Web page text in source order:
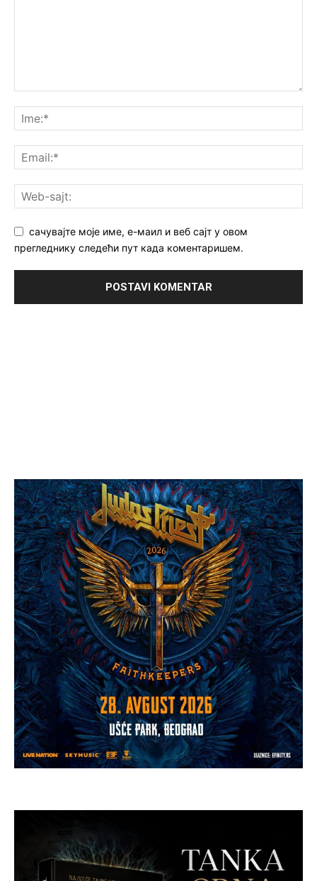
сачувајте моје име, е-маил и веб сајт у овом
прегледнику следећи пут када коментаришем.